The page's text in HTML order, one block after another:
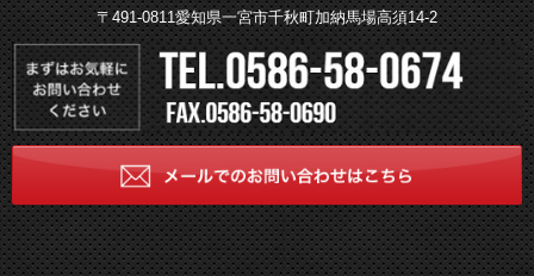
〒491-0811愛知県一宮市千秋町加納馬場高須14-2